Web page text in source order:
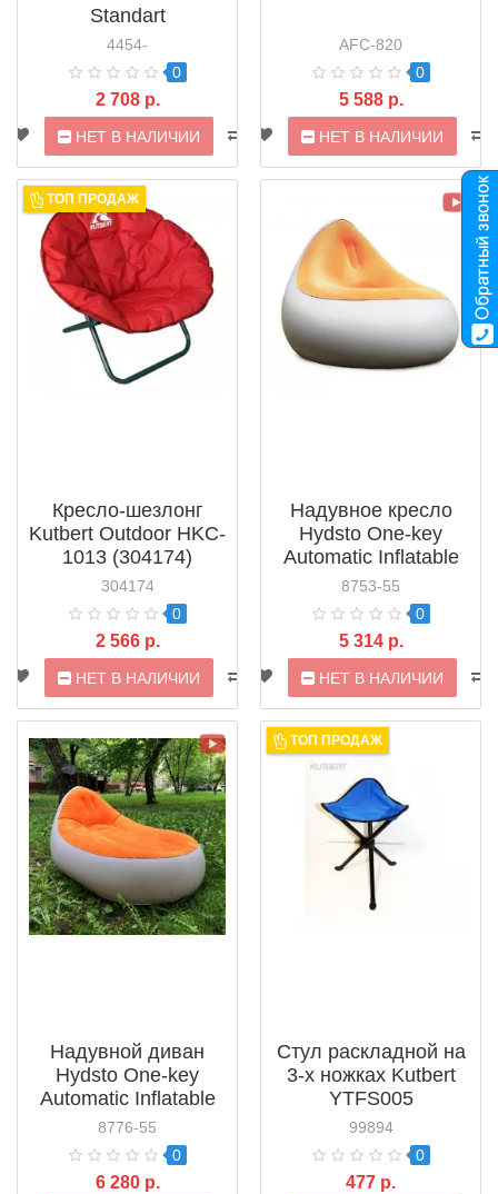
Standart
4454-
0
2 708 р.
НЕТ В НАЛИЧИИ
AFC-820
0
5 588 р.
НЕТ В НАЛИЧИИ
ТОП ПРОДАЖ
Кресло-шезлонг
Kutbert Outdoor HKC-
1013 (304174)
304174
0
2 566 р.
НЕТ В НАЛИЧИИ
Надувное кресло
Hydsto One-key
Automatic Inflatable
Sofa (YC-CQSF02)
8753-55
0
5 314 р.
НЕТ В НАЛИЧИИ
Надувной диван
Hydsto One-key
Automatic Inflatable
Sofa Extended
Version (YC-
CQSF02)
8776-55
0
6 280 р.
ТОП ПРОДАЖ
Стул раскладной на
3-х ножках Kutbert
YTFS005
99894
0
477 р.